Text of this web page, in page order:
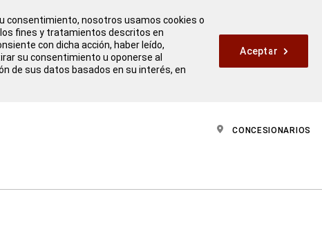
consentimiento, nosotros usamos cookies o
fines y tratamientos descritos en
con dicha acción, haber leído,
su consentimiento u oponerse al
de sus datos basados en su interés, en
Aceptar
CONCESIONARIOS